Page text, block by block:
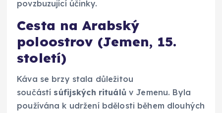
povzbuzující účinky.
Cesta na Arabský
poloostrov (Jemen, 15.
století)
Káva se brzy stala důležitou
součástí súfijských rituálů v Jemenu. Byla
používána k udržení bdělosti během dlouhých